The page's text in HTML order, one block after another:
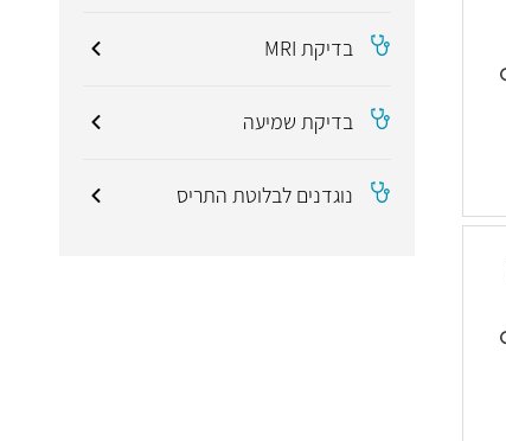
בדיקת MRI
בדיקת שמיעה
נוגדנים לבלוטת התריס